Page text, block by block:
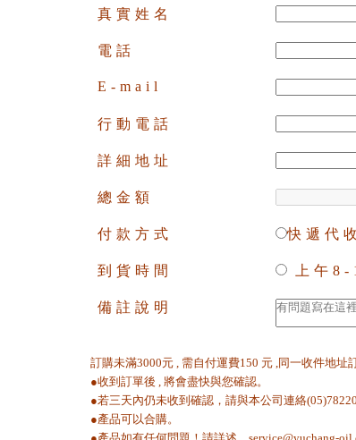
真實姓名
電話
E-mail
行動電話
詳細地址
總金額
付款方式
到貨時間
備註說明
快遞代
上午
訂購未滿3000元 , 需自付運費150 元 ,同一收件地址
●收到訂單後 , 將會盡快與您確認。
●若三天內仍未收到確認，請與本公司連絡
●產品可以合購。